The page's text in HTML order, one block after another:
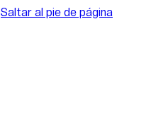
Saltar al pie de página